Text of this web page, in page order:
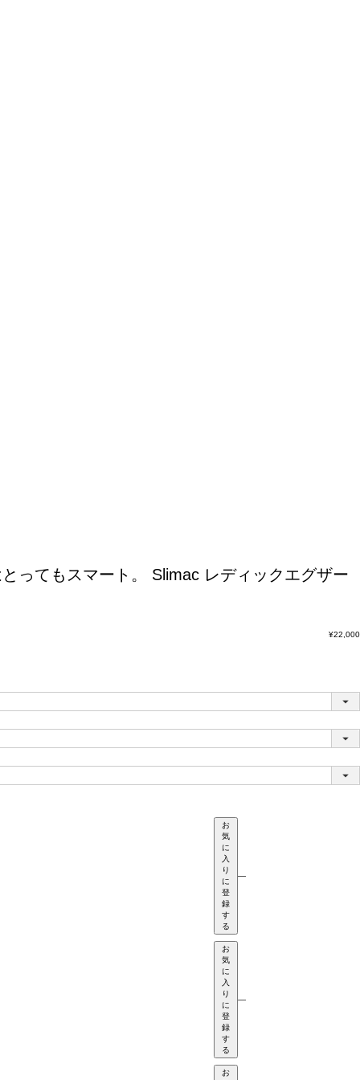
ってもスマート。
Slimac レディックエグザー
¥22,000
お
気
に
入
り
に
登
録
す
る
—
お
気
に
入
り
に
登
録
す
る
—
お